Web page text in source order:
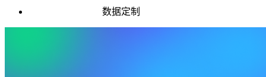
数据定制